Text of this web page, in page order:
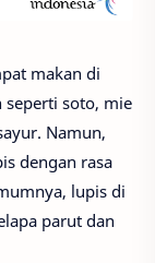
makan di
seperti soto, mie
Namun,
dengan rasa
lupis di
parut dan